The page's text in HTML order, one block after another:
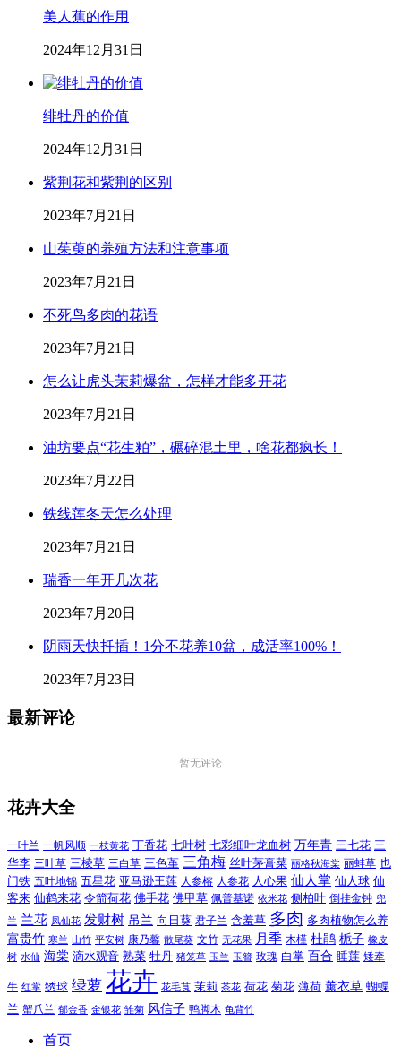
美人蕉的作用
2024年12月31日
绯牡丹的价值
2024年12月31日
紫荆花和紫荆的区别
2023年7月21日
山茱萸的养殖方法和注意事项
2023年7月21日
不死鸟多肉的花语
2023年7月21日
怎么让虎头茉莉爆盆，怎样才能多开花
2023年7月21日
油坊要点“花生粕”，碾碎混土里，啥花都疯长！
2023年7月22日
铁线莲冬天怎么处理
2023年7月21日
瑞香一年开几次花
2023年7月20日
阴雨天快扦插！1分不花养10盆，成活率100%！
2023年7月23日
最新评论
暂无评论
花卉大全
一叶兰 一帆风顺 一枝黄花 丁香花 七叶树 七彩细叶龙血树 万年青 三七花 三
华李 三叶草 三棱草 三白草 三色堇 三角梅 丝叶茅膏菜 丽格秋海棠 丽蚌草 也
门铁 五叶地锦 五星花 亚马逊王莲 人参榕 人参花 人心果 仙人掌 仙人球 仙
客来 仙鹤来花 令箭荷花 佛手花 佛甲草 佩普基诺 依米花 侧柏叶 倒挂金钟 兜
兰 兰花 凤仙花 发财树 吊兰 向日葵 君子兰 含羞草 多肉 多肉植物怎么养
富贵竹 寒兰 山竹 平安树 康乃馨 散尾葵 文竹 无花果 月季 木槿 杜鹃 栀子 橡皮
树 水仙 海棠 滴水观音 熟菜 牡丹 猪笼草 玉兰 玉簪 玫瑰 白掌 百合 睡莲 矮牵
牛 红掌 绣球 绿萝 花卉 花毛茛 茉莉 茶花 荷花 菊花 薄荷 薰衣草 蝴蝶
兰 蟹爪兰 郁金香 金银花 雏菊 风信子 鸭脚木 龟背竹
首页